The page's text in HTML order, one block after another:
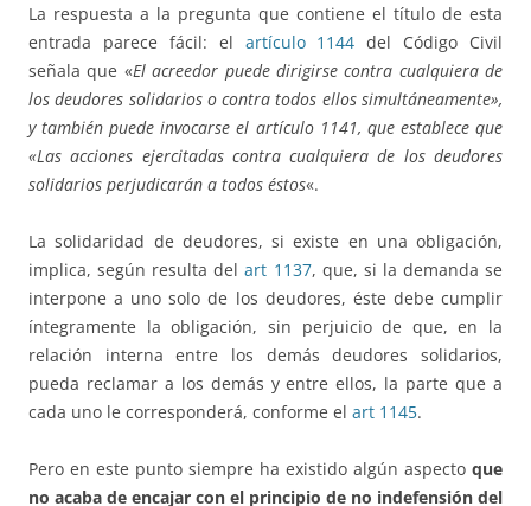
La respuesta a la pregunta que contiene el título de esta
entrada parece fácil: el artículo 1144 del Código Civil
señala que «El acreedor puede dirigirse contra cualquiera de
los deudores solidarios o contra todos ellos simultáneamente»,
y también puede invocarse el artículo 1141, que establece que
«Las acciones ejercitadas contra cualquiera de los deudores
solidarios perjudicarán a todos éstos«.
La solidaridad de deudores, si existe en una obligación,
implica, según resulta delart 1137, que, si la demanda se
interpone a uno solo de los deudores, éste debe cumplir
íntegramente la obligación, sin perjuicio de que, en la
relación interna entre los demás deudores solidarios,
pueda reclamar a los demás y entre ellos, la parte que a
cada uno le corresponderá, conforme el art 1145.
Pero en este punto siempre ha existido algún aspecto que
no acaba de encajar con el principio de no indefensión del